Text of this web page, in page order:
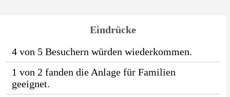
Eindrücke
4 von 5 Besuchern würden wiederkommen.
1 von 2 fanden die Anlage für Familien
geeignet.